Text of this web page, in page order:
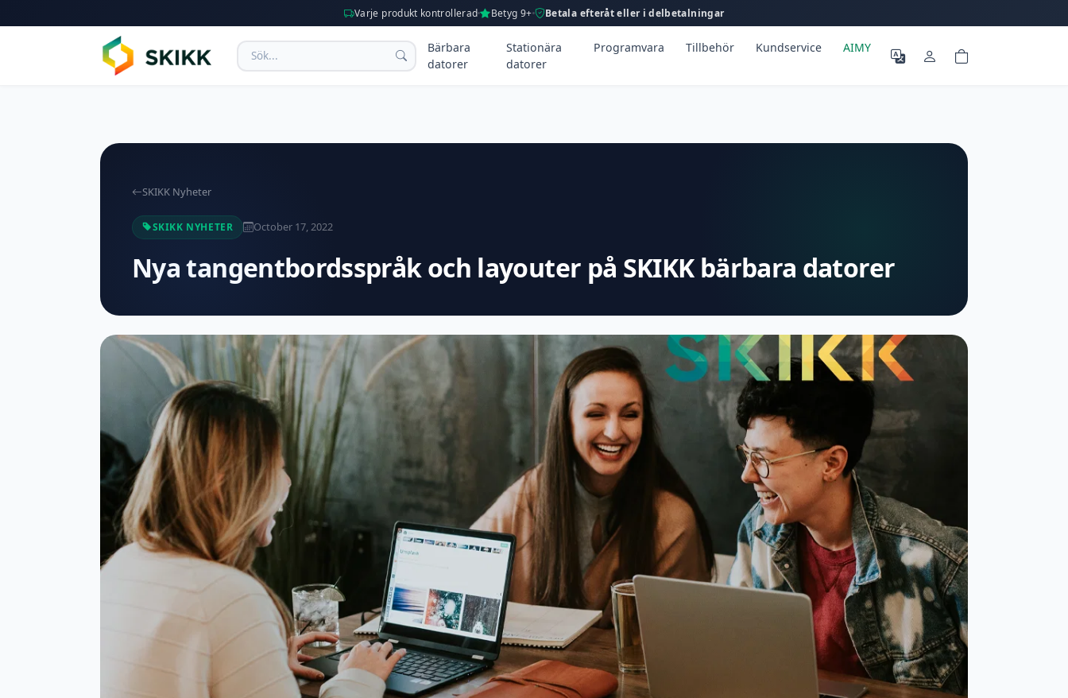
Varje produkt kontrollerad Betyg 9+ Betala efteråt eller i delbetalningar
Bärbara
datorer
Stationära
datorer
Programvara Tillbehör Kundservice AIMY
SKIKK Nyheter
SKIKK NYHETER October 17, 2022
Nya tangentbordsspråk och layouter på SKIKK bärbara datorer